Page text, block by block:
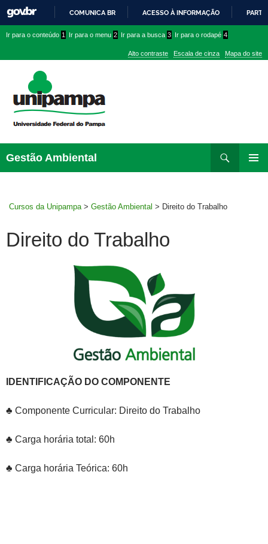
PARA
CONTEÚDO
COMUNICA BR ACESSO À INFORMAÇÃO
conteúdo
menu
superior
menu
Ir para o conteúdo 1 Ir para o menu 2 Ir para a busca 3 Ir para o rodapé 4
Alto contraste Escala de cinza Mapa do site
Gestão Ambiental
Cursos da Unipampa > Gestão Ambiental > Direito do Trabalho
Direito do Trabalho
IDENTIFICAÇÃO DO COMPONENTE
♣ Componente Curricular: Direito do Trabalho
♣ Carga horária total: 60h
♣ Carga horária Teórica: 60h